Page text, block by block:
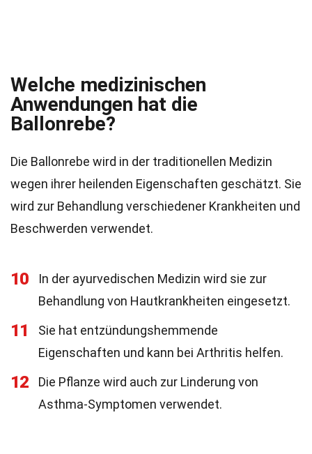
Welche medizinischen
Anwendungen hat die
Ballonrebe?
Die Ballonrebe wird in der traditionellen Medizin
wegen ihrer heilenden Eigenschaften geschätzt. Sie
wird zur Behandlung verschiedener Krankheiten und
Beschwerden verwendet.
10
In der ayurvedischen Medizin wird sie zur
Behandlung von Hautkrankheiten eingesetzt.
11
Sie hat entzündungshemmende
Eigenschaften und kann bei Arthritis helfen.
12
Die Pflanze wird auch zur Linderung von
Asthma-Symptomen verwendet.